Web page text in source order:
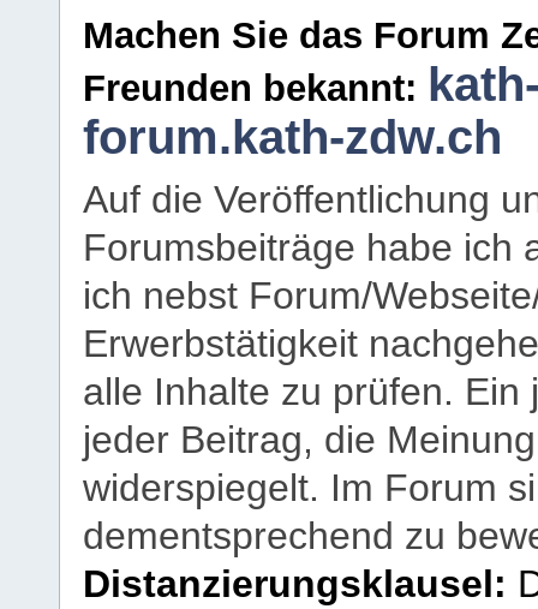
Machen Sie das Forum
Freunden bekannt:
forum.kath-zdw.ch
Auf die Veröffentlichung
Forumsbeiträge habe ich
ich nebst Forum/
Erwerbstätigkeit
alle Inhalte zu prüfen.
jeder Beitrag, die
widerspiegelt. Im Forum
dementsprechend zu
Distanzierungsklausel: